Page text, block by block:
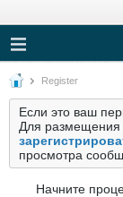
Register
Если это ваш
Для размещения
просмотра
Начните